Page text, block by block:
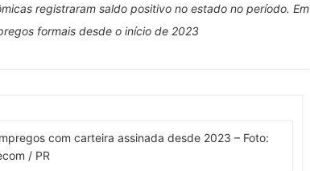
registraram saldo positivo no estado no período. Em
formais desde o início de 2023
com carteira assinada desde 2023 – Foto:
/ PR